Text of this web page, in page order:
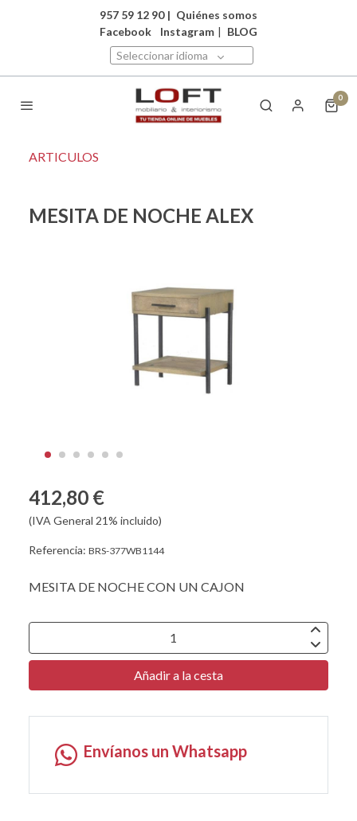
957 59 12 90 | Quiénes somos
Facebook
Instagram | BLOG
Seleccionar idioma
0
ARTICULOS
MESITA DE NOCHE ALEX
412,80 €
(IVA General 21% incluido)
Referencia: BRS-377WB1144
MESITA DE NOCHE CON UN CAJON
Añadir a la cesta
Envíanos un Whatsapp